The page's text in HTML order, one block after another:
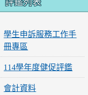
學生申訴服務工作手
冊專區
114學年度健促評鑑
會計資料